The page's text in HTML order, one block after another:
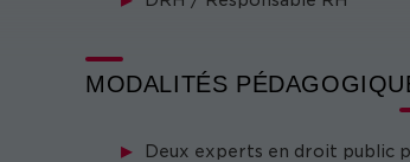
MODALITÉS
Deux experts en droit public